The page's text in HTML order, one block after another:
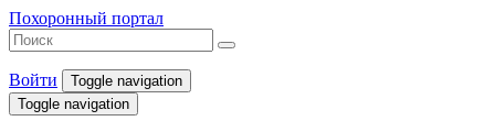
Похоронный портал
Войти
Toggle navigation
Toggle navigation